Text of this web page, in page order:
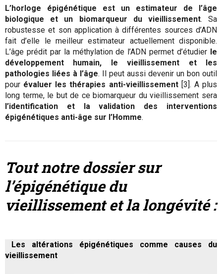
L’horloge épigénétique est un estimateur de l’âge
biologique et un biomarqueur du vieillissement. Sa
robustesse et son application à différentes sources d’ADN
fait d’elle le meilleur estimateur actuellement disponible.
L’âge prédit par la méthylation de l’ADN permet d’étudier le
développement humain, le vieillissement et les
pathologies liées à l’âge. Il peut aussi devenir un bon outil
pour évaluer les thérapies anti-vieillissement[3]. A plus
long terme, le but de ce biomarqueur du vieillissement sera
l’identification et la validation des interventions
épigénétiques anti-âge sur l’Homme.
Tout notre dossier sur
l’épigénétique du
vieillissement et la longévité :
Les altérations épigénétiques comme causes du
vieillissement